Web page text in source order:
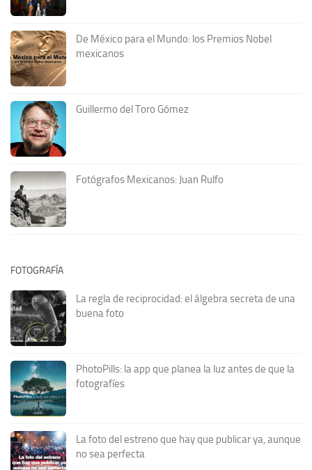
De México para el Mundo: los Premios Nobel
mexicanos
Guillermo del Toro Gómez
Fotógrafos Mexicanos: Juan Rulfo
FOTOGRAFÍA
La regla de reciprocidad: el álgebra secreta de una
buena foto
PhotoPills: la app que planea la luz antes de que la
fotografíes
La foto del estreno que hay que publicar ya, aunque
no sea perfecta